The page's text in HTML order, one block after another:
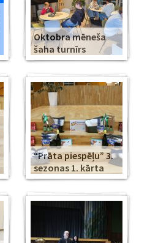
Oktobra mēneša
šaha turnīrs
“Prāta piespēļu” 3.
sezonas 1. kārta